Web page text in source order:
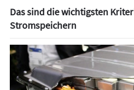
Das sind die wichtigsten
Stromspeichern